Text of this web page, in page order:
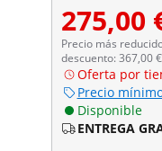
275,00
Precio más
descuento: 367,00 €
Oferta por
Precio
Disponible
ENTREGA